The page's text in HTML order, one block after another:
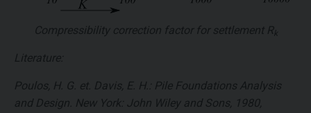
Compressibility correction factor for settlement Rk
Literature:
Poulos, H. G. et. Davis, E. H.: Pile Foundations Analysis
and Design. New York: John Wiley and Sons, 1980,